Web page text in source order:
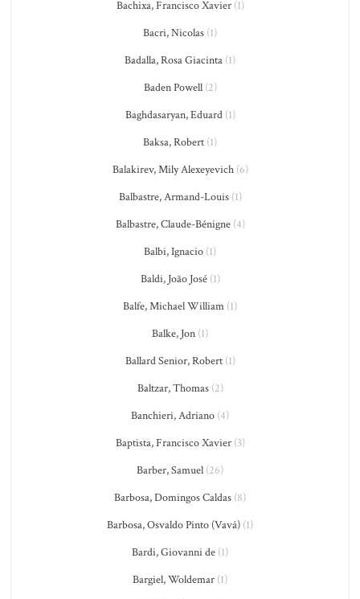
Bachixa, Francisco Xavier(1)
Bacri, Nicolas (1)
Badalla, Rosa Giacinta (1)
Baden Powell(2)
Baghdasaryan, Eduard(1)
Baksa, Robert (1)
Balakirev, Mily Alexeyevich(6)
Balbastre, Armand-Louis(1)
Balbastre, Claude-Bénigne(4)
Balbi, Ignacio (1)
Baldi, João José(1)
Balfe, Michael William (1)
Balke, Jon (1)
Ballard Senior, Robert(1)
Baltzar, Thomas(2)
Banchieri, Adriano (4)
Baptista, Francisco Xavier(3)
Barber, Samuel (26)
Barbosa, Domingos Caldas (8)
Barbosa, Osvaldo Pinto (Vavá) (1)
Bardi, Giovanni de (1)
Bargiel, Woldemar (1)